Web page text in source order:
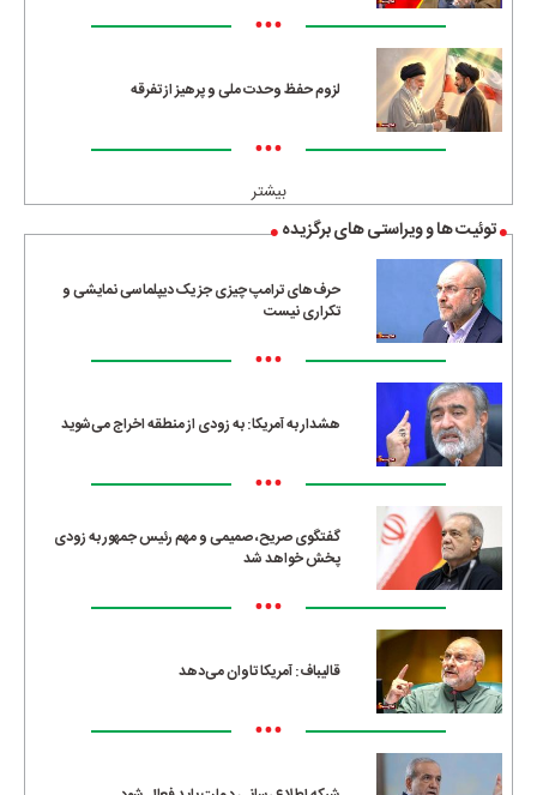
•••
لزوم حفظ وحدت ملی و پرهیز از تفرقه
•••
بیشتر
توئیت ها و ویراستی های برگزیده
حرف‌های ترامپ چیزی جز یک دیپلماسی نمایشی و
تکراری نیست
•••
هشدار به آمریکا: به زودی از منطقه اخراج می‌شوید
•••
گفتگوی صریح، صمیمی و مهم رئیس جمهور به زودی
پخش خواهد شد
•••
قالیباف: آمریکا تاوان می‌دهد
•••